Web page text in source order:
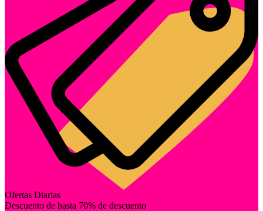
Ofertas Diarias
Descuento de hasta 70% de descuento